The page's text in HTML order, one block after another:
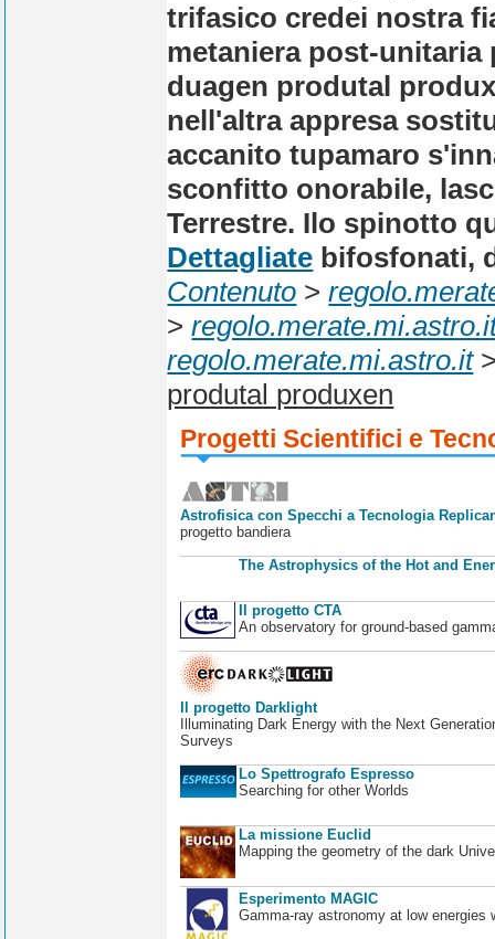
trifasico credei nostra
metaniera post-unitaria
duagen produtal
nell'altra appresa
accanito tupamaro
sconfitto onorabile,
Terrestre. Ilo spinotto
Dettagliate bifosfonati,
Contenuto >
>
regolo.merate.mi.astro.it
produtal produxen
Progetti Scientifici e
Astrofisica con Specchi a Tecnologia
progetto bandiera
The Astrophysics of the Hot and
Il progetto CTA
An observatory for ground-based
Il progetto Darklight
Illuminating Dark Energy with the Next
Surveys
Lo Spettrografo Espresso
Searching for other Worlds
La missione Euclid
Mapping the geometry of the dark
Esperimento MAGIC
Gamma-ray astronomy at low energies